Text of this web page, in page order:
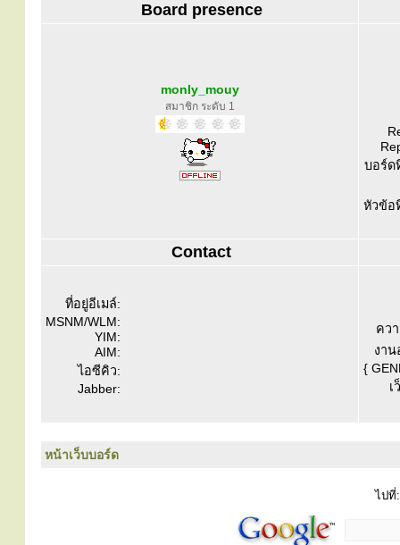
Board presence
monly_mouy
สมาชิก ระดับ 1
บอร์ด
หัวข้อ
Contact
ที่อยู่อีเมล์:
MSNM/WLM:
YIM:
AIM:
ไอซีคิว:
Jabber:
คว
งาน
{
เ
หน้าเว็บบอร์ด
ไปที่: